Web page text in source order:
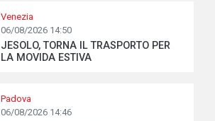
Venezia
06/08/2026 14:50
JESOLO, TORNA IL TRASPORTO PER
LA MOVIDA ESTIVA
Padova
06/08/2026 14:46